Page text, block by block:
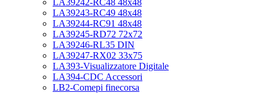
LA39242-RC48 48x48
LA39243-RC49 48x48
LA39244-RC91 48x48
LA39245-RD72 72x72
LA39246-RL35 DIN
LA39247-RX02 33x75
LA393-Visualizzatore Digitale
LA394-CDC Accessori
LB2-Comepi finecorsa